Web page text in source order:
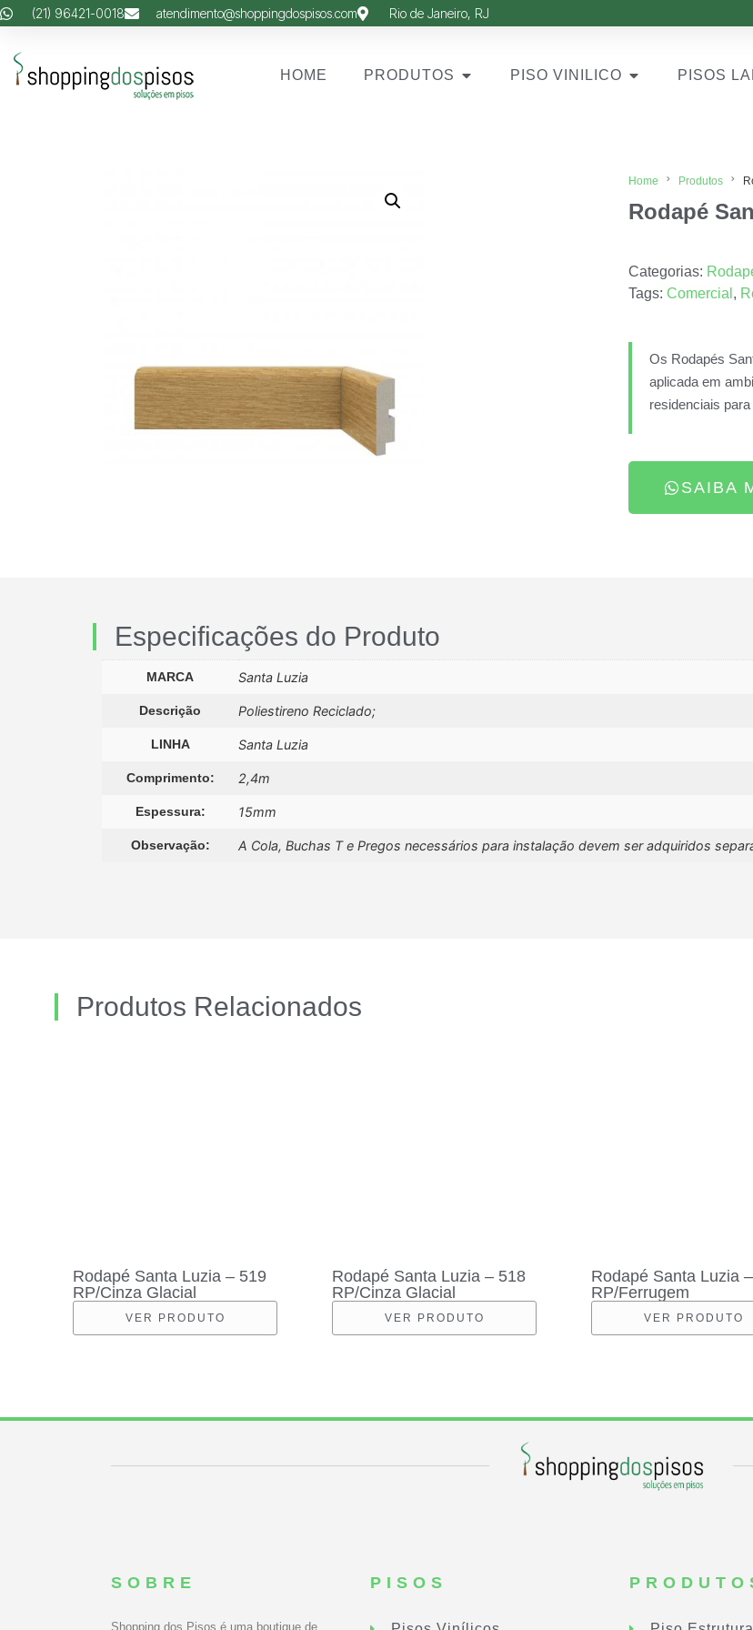
(21) 96421-0018 atendimento@shoppingdospisos.com Rio de Janeiro, RJ
HOME PRODUTOS PISO VINILICO PISOS
Home Produtos
Rodapé
Categorias:
Tags: Comercial ,
Os Rodapés
aplicada em
residenciais
SAIBA
Especificações do Produto
MARCA Santa Luzia
Descrição Poliestireno Reciclado;
LINHA Santa Luzia
Comprimento: 2,4m
Espessura: 15mm
Observação: A Cola, Buchas T e Pregos necessários para instalação devem ser adquiridos
Produtos Relacionados
Rodapé Santa Luzia – 519
RP/Cinza Glacial
VER PRODUTO
Rodapé Santa Luzia – 518
RP/Cinza Glacial
VER PRODUTO
Rodapé Santa Luzia
RP/Ferrugem
VER PRODUTO
SOBRE
Shopping dos Pisos é uma boutique de
PISOS